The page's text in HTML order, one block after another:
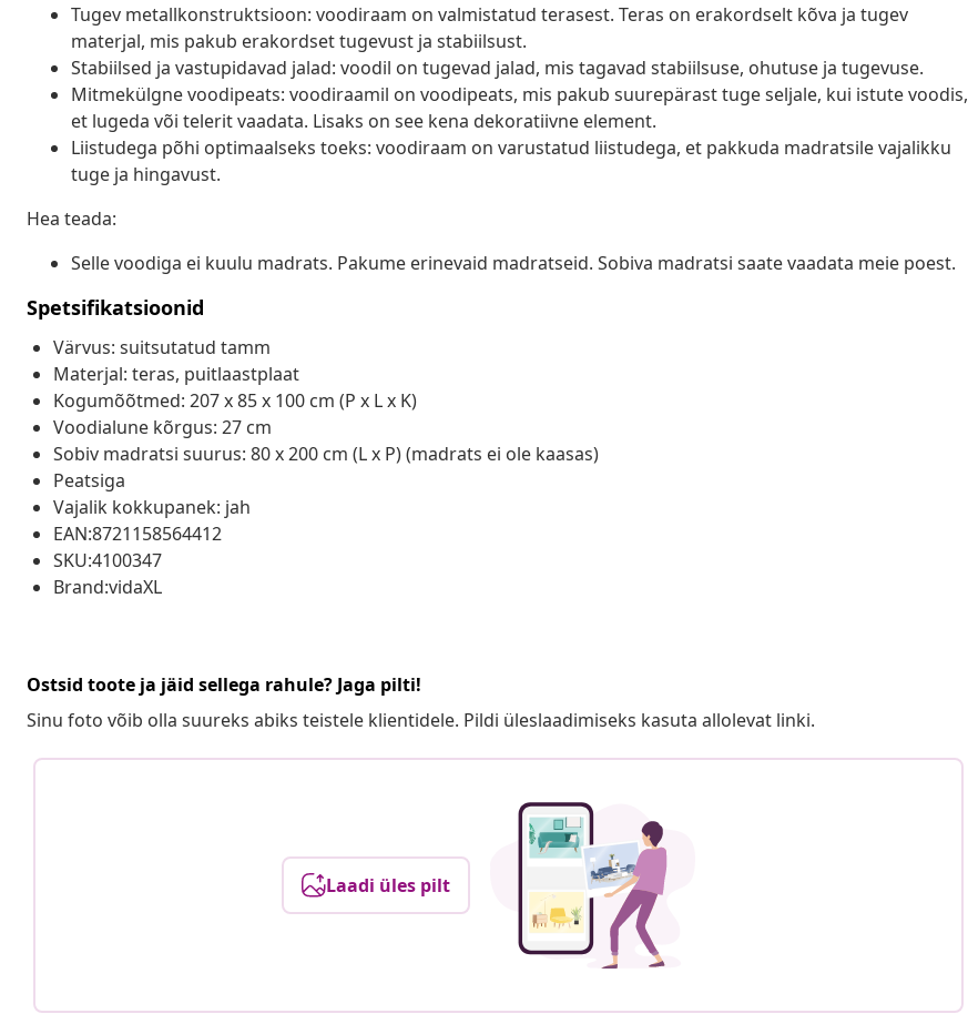
Tugev metallkonstruktsioon: voodiraam on valmistatud terasest. Teras on erakordselt kõva ja tugev
materjal, mis pakub erakordset tugevust ja stabiilsust.
Stabiilsed ja vastupidavad jalad: voodil on tugevad jalad, mis tagavad stabiilsuse, ohutuse ja tugevuse.
Mitmekülgne voodipeats: voodiraamil on voodipeats, mis pakub suurepärast tuge seljale, kui istute voodis,
et lugeda või telerit vaadata. Lisaks on see kena dekoratiivne element.
Liistudega põhi optimaalseks toeks: voodiraam on varustatud liistudega, et pakkuda madratsile vajalikku
tuge ja hingavust.
Hea teada:
Selle voodiga ei kuulu madrats. Pakume erinevaid madratseid. Sobiva madratsi saate vaadata meie poest.
Spetsifikatsioonid
Värvus: suitsutatud tamm
Materjal: teras, puitlaastplaat
Kogumõõtmed: 207 x 85 x 100 cm (P x L x K)
Voodialune kõrgus: 27 cm
Sobiv madratsi suurus: 80 x 200 cm (L x P) (madrats ei ole kaasas)
Peatsiga
Vajalik kokkupanek: jah
EAN:8721158564412
SKU:4100347
Brand:vidaXL
Ostsid toote ja jäid sellega rahule? Jaga pilti!
Sinu foto võib olla suureks abiks teistele klientidele. Pildi üleslaadimiseks kasuta allolevat linki.
Laadi üles pilt